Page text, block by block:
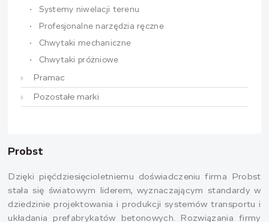
Systemy niwelacji terenu
Profesjonalne narzędzia ręczne
Chwytaki mechaniczne
Chwytaki próżniowe
Pramac
Pozostałe marki
Probst
Dzięki pięćdziesięcioletniemu doświadczeniu firma Probst
stała się światowym liderem, wyznaczającym standardy w
dziedzinie projektowania i produkcji systemów transportu i
układania prefabrykatów betonowych. Rozwiązania firmy